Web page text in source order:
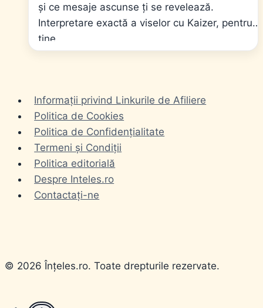
și ce mesaje ascunse ți se revelează.
Interpretare exactă a viselor cu Kaizer, pentru
tine.
Informații privind Linkurile de Afiliere
Politica de Cookies
Politica de Confidențialitate
Termeni și Condiții
Politica editorială
Despre Inteles.ro
Contactați-ne
© 2026 Înțeles.ro. Toate drepturile rezervate.